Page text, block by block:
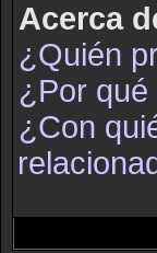
Acerca
¿Quién
¿Por
¿Con